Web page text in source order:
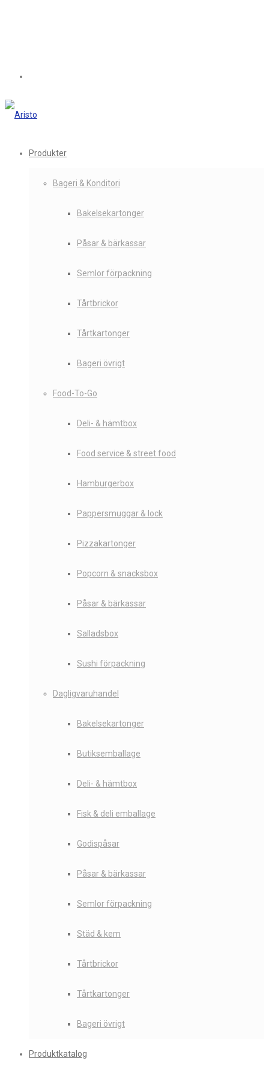
Produkter
Bageri & Konditori
Bakelsekartonger
Påsar & bärkassar
Semlor förpackning
Tårtbrickor
Tårtkartonger
Bageri övrigt
Food-To-Go
Deli- & hämtbox
Food service & street food
Hamburgerbox
Pappersmuggar & lock
Pizzakartonger
Popcorn & snacksbox
Påsar & bärkassar
Salladsbox
Sushi förpackning
Dagligvaruhandel
Bakelsekartonger
Butiksemballage
Deli- & hämtbox
Fisk & deli emballage
Godispåsar
Påsar & bärkassar
Semlor förpackning
Städ & kem
Tårtbrickor
Tårtkartonger
Bageri övrigt
Produktkatalog